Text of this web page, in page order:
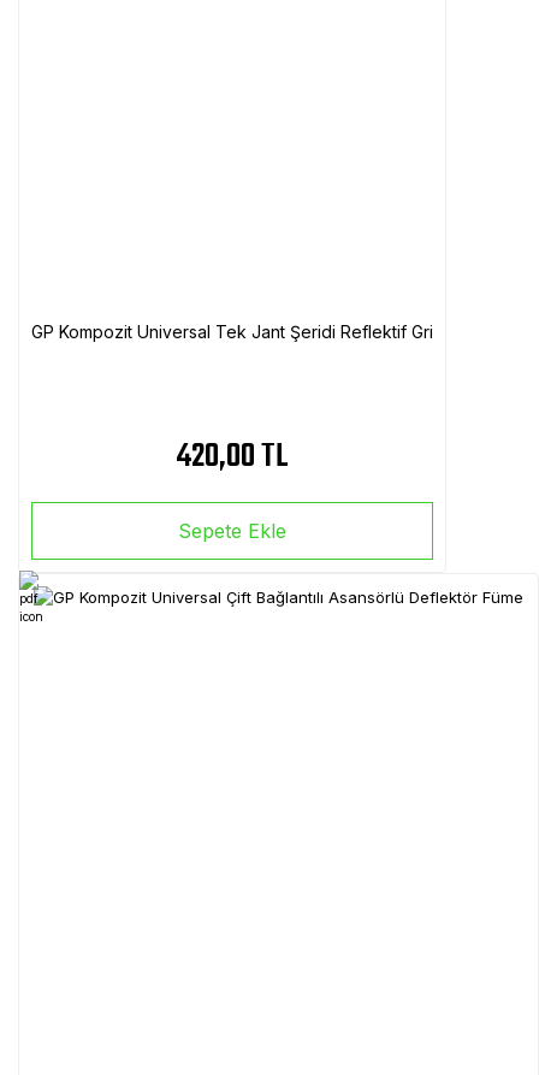
GP Kompozit Universal Tek Jant Şeridi Reflektif Gri
420,00 TL
Sepete Ekle